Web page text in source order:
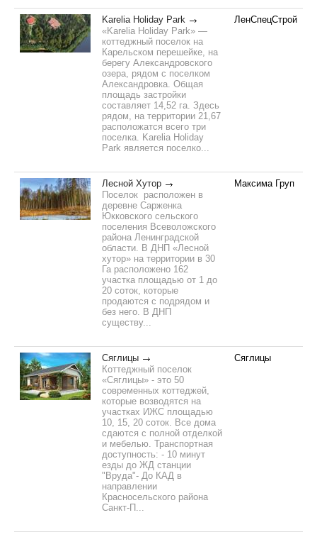
Karelia Holiday Park
«Karelia Holiday Park» —
коттеджный поселок на
Карельском перешейке, на
берегу Александровского
озера, рядом с поселком
Александровка. Общая
площадь застройки
составляет 14,52 га. Здесь
рядом, на территории 21,67
расположатся всего три
поселка. Karelia Holiday
Park является поселко...
ЛенСпецСтрой
Лесной Хутор
Поселок расположен в
деревне Сарженка
Юкковского сельского
поселения Всеволожского
района Ленинградской
области. В ДНП «Лесной
хутор» на территории в 30
Га расположено 162
участка площадью от 1 до
20 соток, которые
продаются с подрядом и
без него. В ДНП
существу...
Максима Груп
Сяглицы
Коттеджный поселок
«Сяглицы» - это 50
современных коттеджей,
которые возводятся на
участках ИЖС площадью
10, 15, 20 соток. Все дома
сдаются с полной отделкой
и мебелью. Транспортная
доступность: - 10 минут
езды до ЖД станции
"Вруда"- До КАД в
направлении
Красносельского района
Санкт-П...
Сяглицы